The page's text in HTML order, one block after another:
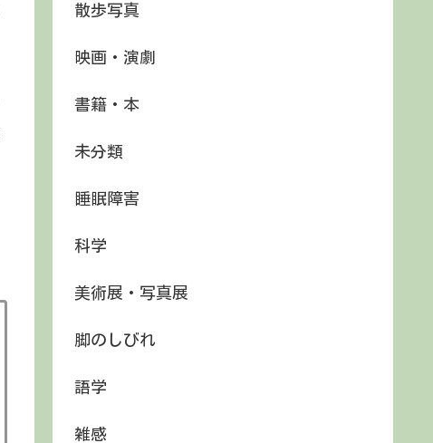
散歩写真
映画・演劇
書籍・本
未分類
睡眠障害
科学
美術展・写真展
脚のしびれ
語学
雑感